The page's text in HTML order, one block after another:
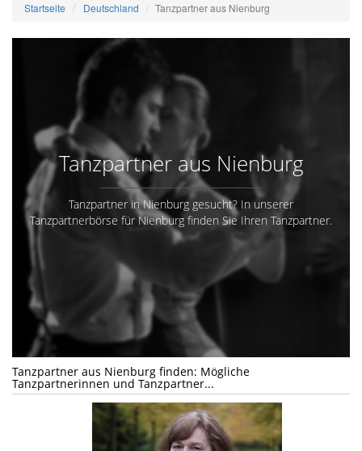
Startseite Deutschland Tanzpartner aus Nienburg
Tanzpartner aus Nienburg
Tanzpartner in Nienburg gesucht? In unserer
Tanzpartnerbörse für Nienburg finden Sie Ihren Tanzpartner.
Tanzpartner aus Nienburg finden: Mögliche
Tanzpartnerinnen und Tanzpartner...